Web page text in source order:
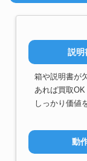
説明
箱や説明書が
あれば買取
しっかり価値
動